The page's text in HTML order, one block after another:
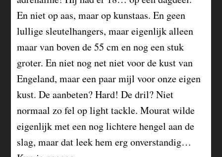
En niet op aas, maar op kunstaas. En geen
lullige sleutelhangers, maar eigenlijk alleen
maar van boven de 55 cm en nog een stuk
groter. En niet nog net niet voor de kust van
Engeland, maar een paar mijl voor onze eigen
kust. De aanbeten? Hard! De dril? Niet
normaal zo fel op light tackle. Mourat wilde
eigenlijk met een nog lichtere hengel aan de
slag, maar dat leek hem erg onverstandig…